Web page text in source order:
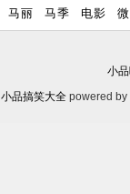
马丽 马季 电影
小
小品搞笑大全 powered by